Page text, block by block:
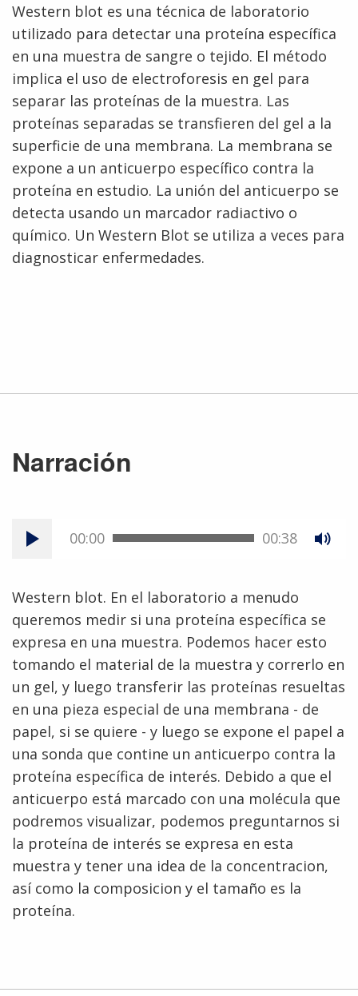
Western blot es una técnica de laboratorio
utilizado para detectar una proteína específica
en una muestra de sangre o tejido. El método
implica el uso de electroforesis en gel para
separar las proteínas de la muestra. Las
proteínas separadas se transfieren del gel a la
superficie de una membrana. La membrana se
expone a un anticuerpo específico contra la
proteína en estudio. La unión del anticuerpo se
detecta usando un marcador radiactivo o
químico. Un Western Blot se utiliza a veces para
diagnosticar enfermedades.
Narración
00:00 00:38
Western blot. En el laboratorio a menudo
queremos medir si una proteína específica se
expresa en una muestra. Podemos hacer esto
tomando el material de la muestra y correrlo en
un gel, y luego transferir las proteínas resueltas
en una pieza especial de una membrana - de
papel, si se quiere - y luego se expone el papel a
una sonda que contine un anticuerpo contra la
proteína específica de interés. Debido a que el
anticuerpo está marcado con una molécula que
podremos visualizar, podemos preguntarnos si
la proteína de interés se expresa en esta
muestra y tener una idea de la concentracion,
así como la composicion y el tamaño es la
proteína.